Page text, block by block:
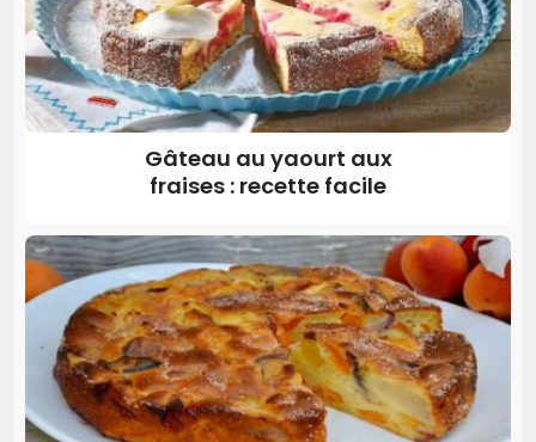
Gâteau au yaourt aux
fraises : recette facile